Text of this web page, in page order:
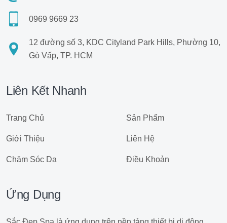
0969 9669 23
12 đường số 3, KDC Cityland Park Hills, Phường 10,
Gò Vấp, TP. HCM
Liên Kết Nhanh
Trang Chủ
Giới Thiệu
Chăm Sóc Da
Sản Phẩm
Liên Hệ
Điều Khoản
Ứng Dụng